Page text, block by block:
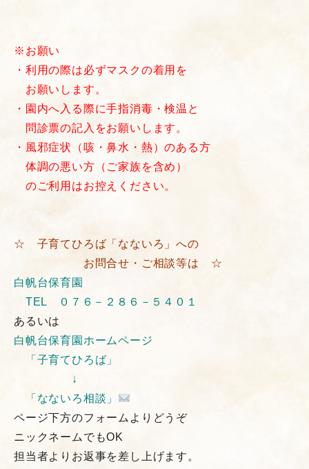
※ お願い
・利用の際は必ずマスクの着用を
お願いします。
・園内へ入る際に手指消毒・検温と
問診票の記入をお願いします。
・風邪症状（咳・鼻水・熱）のある方
体調の悪い方（ご家族を含め）
のご利用はお控えください。
☆ 子育てひろば「なないろ」への
お問合せ・ご相談等は ☆
白帆台保育園
TEL ０７６－２８６－５４０１
あるいは
白帆台保育園ホームページ
「子育てひろば」
↓
「なないろ相談」
ページ下方のフォームよりどうぞ
ニックネームでもOK
担当者よりお返事を差し上げます。